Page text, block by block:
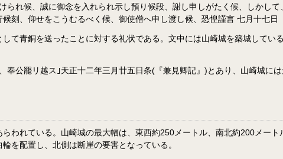
られ候、誠に御念を入れられ示し預り候段、謝し申しがたく候、しかし
刻、仰せをこうむるべく候、御使僧へ申し渡し候、恐惶謹言 七月十七
て青銅を送ったことに対する礼状である。文中には山崎城を築城して
奉公罷リ越ス｣天正十二年三月廿五日条(『兼見卿記』)とあり、山崎城に
われている。山崎城の最大幅は、東西約250メートル、南北約200メー
を配置し、北側は断崖の要害となっている。